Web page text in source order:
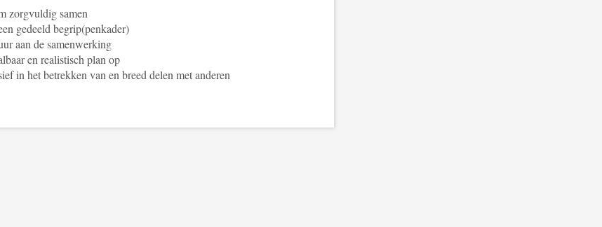
zorgvuldig samen
gedeeld begrip(penkader)
aan de samenwerking
en realistisch plan op
in het betrekken van en breed delen met anderen